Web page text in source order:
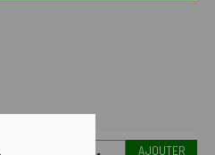
AJOUTER